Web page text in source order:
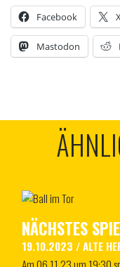
Facebook
Mastodon
NÄCHSTES
19.10.2023 /ALTE